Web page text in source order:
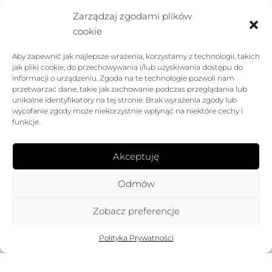
Zarządzaj zgodami plików
cookie
Aby zapewnić jak najlepsze wrażenia, korzystamy z technologii, takich
jak pliki cookie, do przechowywania i/lub uzyskiwania dostępu do
informacji o urządzeniu. Zgoda na te technologie pozwoli nam
przetwarzać dane, takie jak zachowanie podczas przeglądania lub
unikalne identyfikatory na tej stronie. Brak wyrażenia zgody lub
wycofanie zgody może niekorzystnie wpłynąć na niektóre cechy i
funkcje.
Akceptuję
Odmów
Zobacz preferencje
Polityka Prywatności
1 2 3 4 5 6 7 8